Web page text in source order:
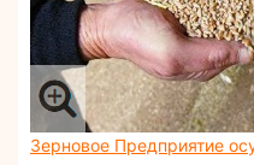
Зерновое Предприятие